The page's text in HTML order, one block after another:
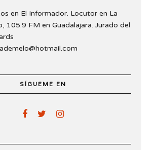
en El Informador. Locutor en La
105.9 FM en Guadalajara. Jurado del
SÍGUEME EN